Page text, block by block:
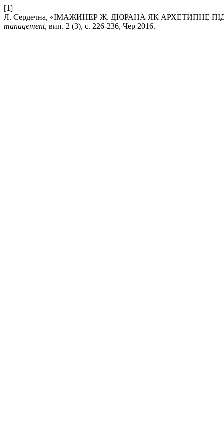
[1]
Л. Сердечна, «ІМАЖИНЕР Ж. ДЮРАНА ЯК АРХЕТИПНЕ
management, вип. 2 (3), с. 226-236, Чер 2016.